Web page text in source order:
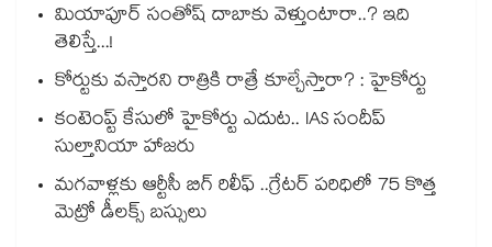
మియాపూర్ సంతోష్ దాబాకు వెళ్తుంటారా..? ఇది
తెలిస్తే...!
కోర్టుకు వస్తారని రాత్రికి రాత్రే కూల్చేస్తారా? : హైకోర్టు
కంటెంప్ట్ కేసులో హైకోర్టు ఎదుట.. IAS సందీప్
సుల్తానియా హాజరు
మగవాళ్లకు ఆర్టీసీ బిగ్ రిలీఫ్ ..గ్రేటర్ పరిధిలో 75 కొత్త
మెట్రో డీలక్స్ బస్సులు